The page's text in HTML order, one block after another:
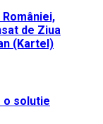
de Ziua
(Kartel)
o solutie